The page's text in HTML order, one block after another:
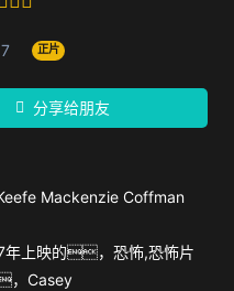
正片
分享给朋友
Mackenzie Coffman
年上映的，恐怖,恐怖片
，Casey